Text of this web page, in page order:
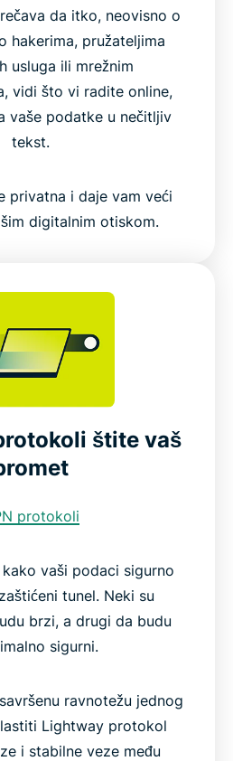
da itko, neovisno o
hakerima, pružateljima
usluga ili mrežnim
vidi što vi radite online,
vaše podatke u nečitljiv
tekst.
privatna i daje vam veći
digitalnim otiskom.
štite vaš
protokoli
vaši podaci sigurno
tunel. Neki su
brzi, a drugi da budu
sigurni.
ravnotežu jednog
Lightway protokol
i stabilne veze među